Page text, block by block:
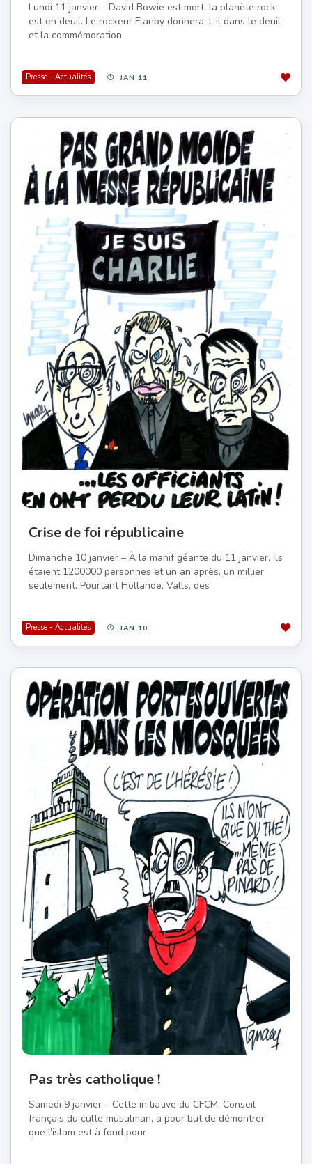
Lundi 11 janvier – David Bowie est mort, la planète rock
est en deuil. Le rockeur Flanby donnera-t-il dans le deuil
et la commémoration
Presse - Actualités JAN 11
Crise de foi républicaine
Dimanche 10 janvier – À la manif géante du 11 janvier, ils
étaient 1200000 personnes et un an après, un millier
seulement. Pourtant Hollande, Valls, des
Presse - Actualités JAN 10
Pas très catholique !
Samedi 9 janvier – Cette initiative du CFCM, Conseil
français du culte musulman, a pour but de démontrer
que l’islam est à fond pour